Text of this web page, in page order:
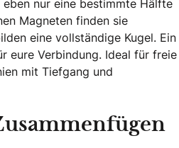
nur eine bestimmte Hälfte
Magneten finden sie
eine vollständige Kugel. Ein
eure Verbindung. Ideal für freie
mit Tiefgang und